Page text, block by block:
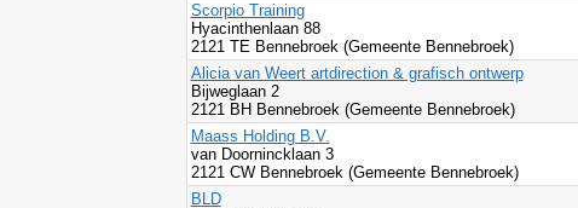
Scorpio Training
Hyacinthenlaan 88
2121 TE Bennebroek (Gemeente Bennebroek)
Alicia van Weert artdirection & grafisch ontwerp
Bijweglaan 2
2121 BH Bennebroek (Gemeente Bennebroek)
Maass Holding B.V.
van Doornincklaan 3
2121 CW Bennebroek (Gemeente Bennebroek)
BLD